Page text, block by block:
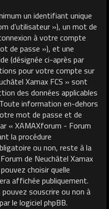
un identifiant unique
d’utilisateur »), un mot de
à votre compte
de passe »), et une
(désignée ci-après par
pour votre compte sur
Xamax FCS » sont
des données applicables
information en-dehors
mot de passe et de
« XAMAXforum - Forum
la procédure
ou non, reste à la
de Neuchâtel Xamax
choisir quelle
affichée publiquement.
souscrire ou non à
le logiciel phpBB.